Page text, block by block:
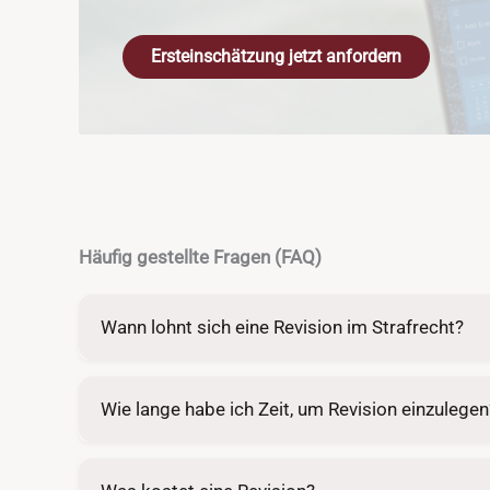
Ersteinschätzung jetzt anfordern
Häufig gestellte Fragen (FAQ)
Wann lohnt sich eine Revision im Strafrecht?
Wie lange habe ich Zeit, um Revision